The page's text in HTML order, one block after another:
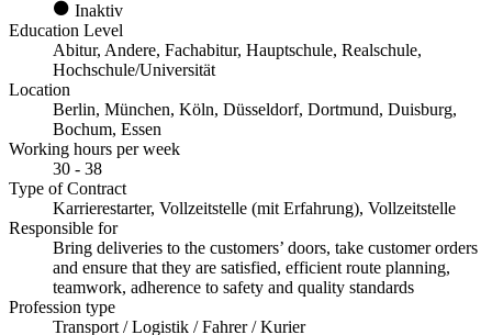
Inaktiv
Education Level
Abitur, Andere, Fachabitur, Hauptschule, Realschule,
Hochschule/Universität
Location
Berlin, München, Köln, Düsseldorf, Dortmund, Duisburg,
Bochum, Essen
Working hours per week
30 - 38
Type of Contract
Karrierestarter, Vollzeitstelle (mit Erfahrung), Vollzeitstelle
Responsible for
Bring deliveries to the customers’ doors, take customer orders
and ensure that they are satisfied, efficient route planning,
teamwork, adherence to safety and quality standards
Profession type
Transport / Logistik / Fahrer / Kurier